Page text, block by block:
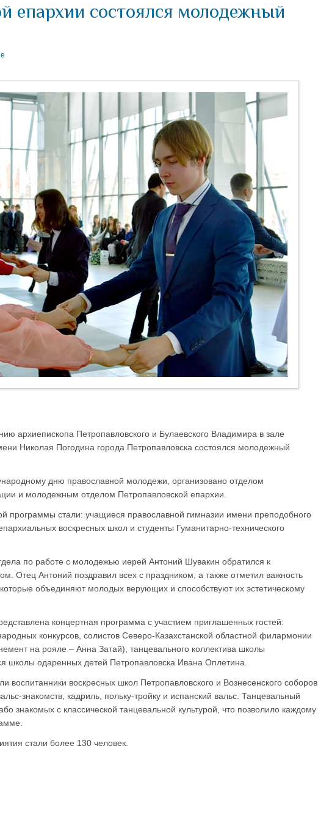
епархии состоялся молодежный
архиепископа Петропавловского и Булаевского Владимира в зале
Николая Погодина города Петропавловска состоялся молодежный
дню православной молодежи, организовано отделом
и молодежным отделом Петропавловской епархии.
программы стали: учащиеся православной гимназии имени преподобного
воскресных школ и студенты Гуманитарно-технического
по работе с молодежью иерей Антоний Шувакин обратился к
Отец Антоний поздравил всех с праздником, а также отметил важность
объединяют молодых верующих и способствуют их эстетическому
концертная программа с участием приглашенных гостей:
конкурсов, солистов Северо-Казахстанской областной филармонии
на рояле – Анна Затай), танцевального коллектива школы
школы одаренных детей Петропавловска Ивана Оплетина.
воскресных школ Петропавловского и Вознесенского соборов
знакомств, кадриль, польку-тройку и испанский вальс. Танцевальный
знакомых с классической танцевальной культурой, что позволило каждому
стали более 130 человек.